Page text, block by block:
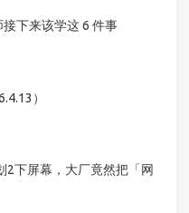
下来该学这 6 件事
）
2下屏幕，大厂竟然把「网